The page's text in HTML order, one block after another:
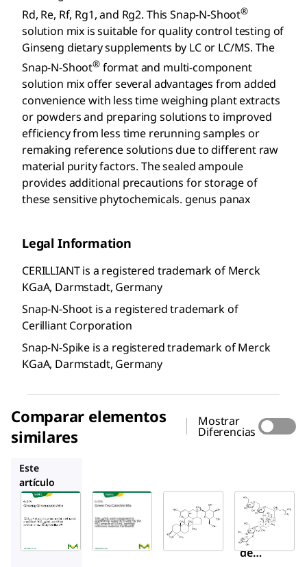
Rd, Re, Rf, Rg1, and Rg2. This Snap-N-Shoot®
solution mix is suitable for quality control testing of
Ginseng dietary supplements by LC or LC/MS. The
Snap-N-Shoot®format and multi-component
solution mix offer several advantages from added
convenience with less time weighing plant extracts
or powders and preparing solutions to improved
efficiency from less time rerunning samples or
remaking reference solutions due to different raw
material purity factors. The sealed ampoule
provides additional precautions for storage of
these sensitive phytochemicals. genus panax
Legal Information
CERILLIANT is a registered trademark of Merck
KGaA, Darmstadt, Germany
Snap-N-Shoot is a registered trademark of
Cerilliant Corporation
Snap-N-Spike is a registered trademark of Merck
KGaA, Darmstadt, Germany
Comparar elementos
similares
Mostrar
Diferencias
Este
artículo
Supelco
G015
Ginse
G016
Gree
n Tea
Sigma-
Aldrich
SMB00348
Ginsenosi
de